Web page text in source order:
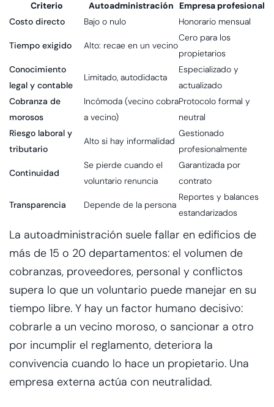
Criterio Autoadministración
Empresa profesional
Costo directo
Bajo o nulo Honorario mensual
Tiempo exigido Alto: recae en un vecino
Cero para los
propietarios
Conocimiento
legal y contable
Limitado, autodidacta
Especializado y
actualizado
Cobranza de
morosos
Incómoda (vecino cobra
a vecino)
Protocolo formal y
neutral
Riesgo laboral y
tributario
Alto si hay informalidad
Gestionado
profesionalmente
Continuidad
Se pierde cuando el
voluntario renuncia
Garantizada por
contrato
Transparencia Depende de la persona
Reportes y balances
estandarizados
La autoadministración suele fallar en edificios de
más de 15 o 20 departamentos: el volumen de
cobranzas, proveedores, personal y conflictos
supera lo que un voluntario puede manejar en su
tiempo libre. Y hay un factor humano decisivo:
cobrarle a un vecino moroso, o sancionar a otro
por incumplir el reglamento, deteriora la
convivencia cuando lo hace un propietario. Una
empresa externa actúa con neutralidad.